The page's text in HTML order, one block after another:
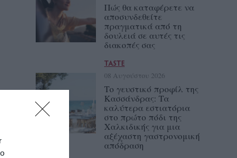
Πώς θα καταφέρετε να
αποσυνδεθείτε
πραγματικά από τη
δουλειά σε αυτές τις
διακοπές σας
TASTE
08 Αυγούστου 2026
Το γευστικό προφίλ της
Κασσάνδρας: Τα
καλύτερα εστιατόρια
στο πρώτο πόδι της
Χαλκιδικής για μια
αξέχαστη γαστρονομική
απόδραση